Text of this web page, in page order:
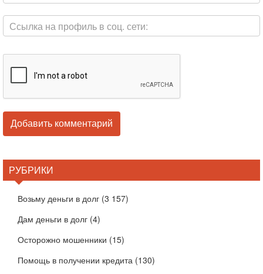
РУБРИКИ
Возьму деньги в долг (3 157)
Дам деньги в долг (4)
Осторожно мошенники (15)
Помощь в получении кредита (130)